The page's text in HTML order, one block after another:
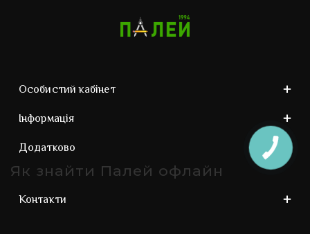
Особистий кабінет
Інформація
Додатково
Як знайти Палей офлайн
Контакти